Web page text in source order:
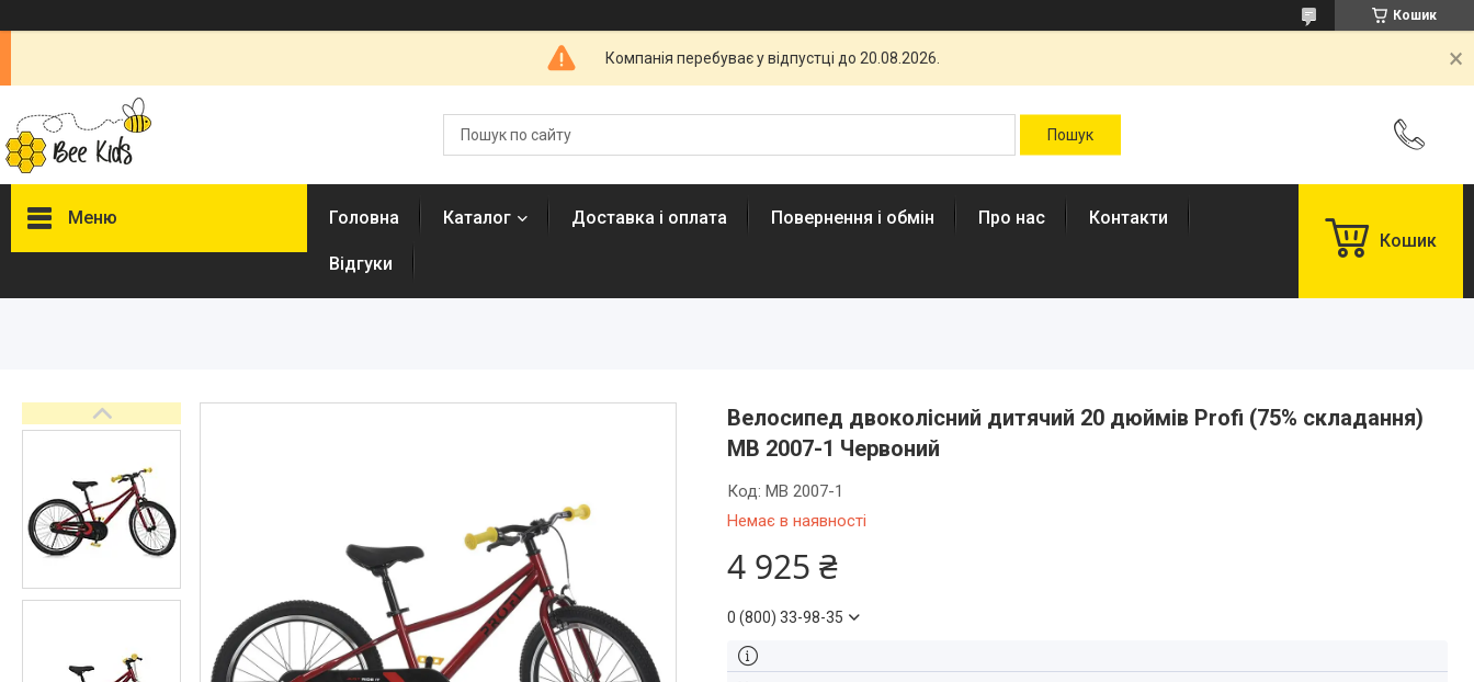
Кошик
Компанія перебуває у відпустці до 20.08.2026.
Меню
Документи
Контакти
Головна Каталог Доставка і оплата Повернення і обмін Про нас Контакти
Відгуки
Кошик
Велосипед двоколісний дитячий 20 дюймів Profi (75% складання)
MB 2007-1 Червоний
Немає в наявності
Код: MB 2007-1
4 925 ₴
0 (800) 33-98-35